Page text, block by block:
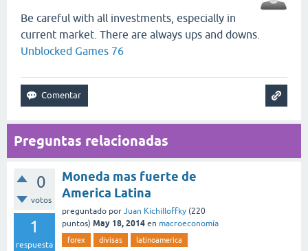
Be careful with all investments, especially in
current market. There are always ups and downs.
Unblocked Games 76
Preguntas relacionadas
0
votos
1
respuesta
Moneda mas fuerte de
America Latina
preguntado por Juan Kichilloffky (220
puntos) May 18, 2014 en macroeconomía
forex divisas latinoamerica